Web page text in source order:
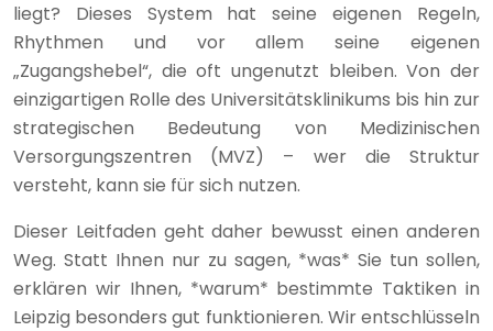
liegt? Dieses System hat seine eigenen Regeln,
Rhythmen und vor allem seine eigenen
„Zugangshebel“, die oft ungenutzt bleiben. Von der
einzigartigen Rolle des Universitätsklinikums bis hin zur
strategischen Bedeutung von Medizinischen
Versorgungszentren (MVZ) – wer die Struktur
versteht, kann sie für sich nutzen.
Dieser Leitfaden geht daher bewusst einen anderen
Weg. Statt Ihnen nur zu sagen, *was* Sie tun sollen,
erklären wir Ihnen, *warum* bestimmte Taktiken in
Leipzig besonders gut funktionieren. Wir entschlüsseln